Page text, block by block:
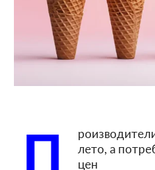
П
лето, а
цен